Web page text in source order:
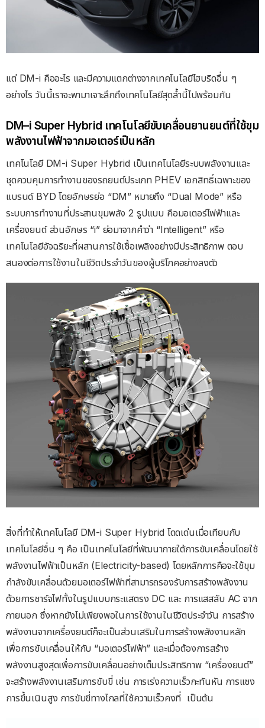
แต่ DM-i คืออะไร และมีความแตกต่างจากเทคโนโลยีไฮบริดอื่น ๆ
อย่างไร วันนี้เราจะพามาเจาะลึกถึงเทคโนโลยีสุดล้ำนี้ไปพร้อมกัน
DM–i Super Hybrid เทคโนโลยีขับเคลื่อนยานยนต์ที่ใช้ขุม
พลังงานไฟฟ้าจากมอเตอร์เป็นหลัก
เทคโนโลยี DM-i Super Hybrid เป็นเทคโนโลยีระบบพลังงานและ
ชุดควบคุมการทำงานของรถยนต์ประเภท PHEV เอกสิทธิ์เฉพาะของ
แบรนด์ BYD โดยอักษรย่อ “DM” หมายถึง “Dual Mode” หรือ
ระบบการทำงานที่ประสานขุมพลัง 2 รูปแบบ คือมอเตอร์ไฟฟ้าและ
เครื่องยนต์ ส่วนอักษร “i” ย่อมาจากคำว่า “Intelligent” หรือ
เทคโนโลยีอัจฉริยะที่ผสานการใช้เชื้อเพลิงอย่างมีประสิทธิภาพ ตอบ
สนองต่อการใช้งานในชีวิตประจำวันของผู้บริโภคอย่างลงตัว
สิ่งที่ทำให้เทคโนโลยี DM-i Super Hybrid โดดเด่นเมื่อเทียบกับ
เทคโนโลยีอื่น ๆ คือ เป็นเทคโนโลยีที่พัฒนาภายใต้การขับเคลื่อนโดยใช้
พลังงานไฟฟ้าเป็นหลัก (Electricity-based) โดยหลักการคือจะใช้ขุม
กำลังขับเคลื่อนด้วยมอเตอร์ไฟฟ้าที่สามารถรองรับการสร้างพลังงาน
ด้วยการชาร์จไฟทั้งในรูปแบบกระแสตรง DC และ การแสสลับ AC จาก
ภายนอก ซึ่งหากยังไม่เพียงพอในการใช้งานในชีวิตประจำวัน การสร้าง
พลังงานจากเครื่องยนต์ก็จะเป็นส่วนเสริมในการสร้างพลังงานหลัก
เพื่อการขับเคลื่อนให้กับ “มอเตอร์ไฟฟ้า” และเมื่อต้องการสร้าง
พลังงานสูงสุดเพื่อการขับเคลื่อนอย่างเต็มประสิทธิภาพ “เครื่องยนต์”
จะสร้างพลังงานเสริมการขับขี่ เช่น การเร่งความเร็วกะทันหัน การแซง
การขึ้นเนินสูง การขับขี่ทางไกลที่ใช้ความเร็วคงที่ เป็นต้น